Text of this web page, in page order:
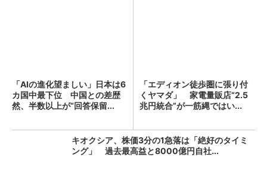
「AIの進化望ましい」日本は6
カ国中最下位 中国との差歴
然、半数以上が“回答保留...
「エディオン徒歩圏に張り付
くヤマダ」 家電量販店“2.5
兆円統合”が一筋縄ではい...
キオクシア、株価3分の1急落は「絶好のタイミ
ング」 過去最高益と8000億円自社...